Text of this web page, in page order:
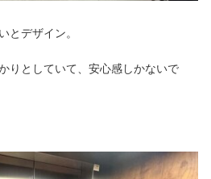
とデザイン。
りとしていて、安心感しかないで